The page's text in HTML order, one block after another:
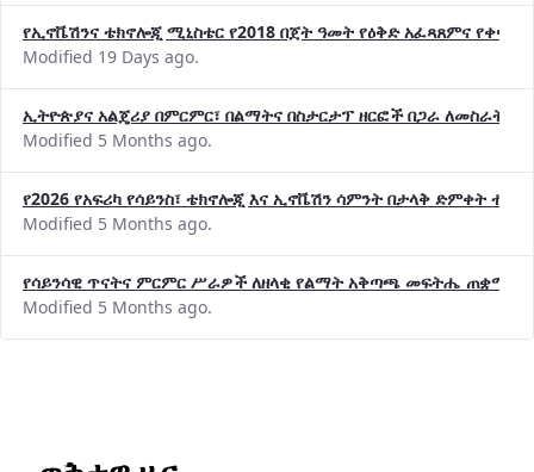
የኢኖቬሽንና ቴክኖሎጂ ሚኒስቴር የ2018 በጀት ዓመት የዕቅድ አፈጻጸምና
Modified 19 Days ago.
ኢትዮጵያና አልጄሪያ በምርምር፣ በልማትና በስታርታፕ ዘርፎች በጋራ ለመስራት
Modified 5 Months ago.
የ2026 የአፍሪካ የሳይንስ፣ ቴክኖሎጂ እና ኢኖቬሽን ሳምንት በታላቅ ድምቀት
Modified 5 Months ago.
የሳይንሳዊ ጥናትና ምርምር ሥራዎች ለዘላቂ የልማት አቅጣጫ መፍትሔ ጠቋሚ
Modified 5 Months ago.